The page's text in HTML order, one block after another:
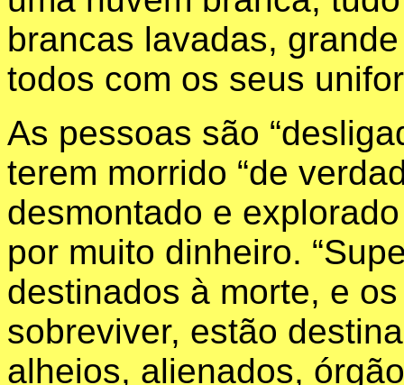
brancas lavadas,
todos com os seus
As pessoas são
terem morrido “de
desmontado e
por muito dinheiro.
destinados à morte, e
sobreviver, estão
alheios, alienados,